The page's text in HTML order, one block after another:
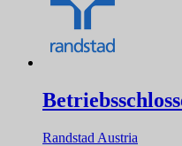
Randstad Austria